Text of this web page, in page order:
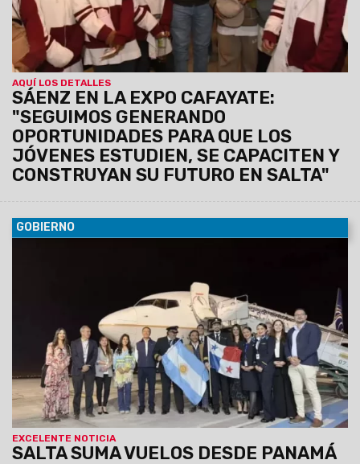
AQUÍ LOS DETALLES
SÁENZ EN LA EXPO CAFAYATE:
"SEGUIMOS GENERANDO
OPORTUNIDADES PARA QUE LOS
JÓVENES ESTUDIEN, SE CAPACITEN Y
CONSTRUYAN SU FUTURO EN SALTA"
GOBIERNO
EXCELENTE NOTICIA
SALTA SUMA VUELOS DESDE PANAMÁ
al norte argentino con más de 85 destinos del continente.